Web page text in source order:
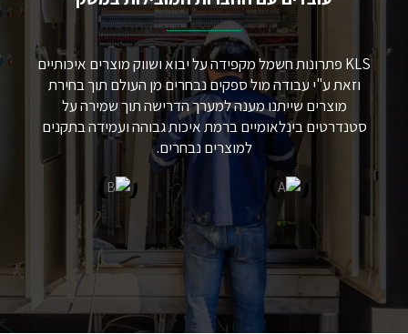
KLS פתרונות חשמל מקפידה על יבוא ושווק מוצרים איכותיים
וזאת ע"י עבודה מול ספקים נבחרים מן העולם תוך בחירת
מוצרים שייתנו מענה למערך הדרישה תוך שמירה על
סטנדרטים בינלאומיים ברמת איכות גבוהה ועמידה בתקנים
למוצרים נבחרים.